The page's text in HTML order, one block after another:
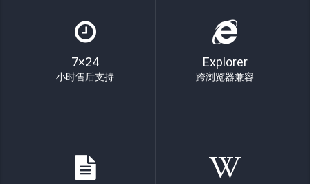
7×24
小时售后支持
Explorer
跨浏览器兼容